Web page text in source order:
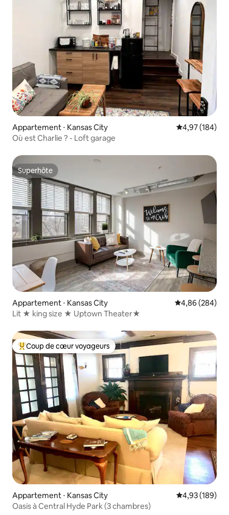
Appartement ⋅ Kansas City Évaluation
4,97 (184)
Où est Charlie ? - Loft garage
Superhôte
Superhôte
Appartement ⋅ Kansas City Évaluation
4,86 (284)
Lit ★ king size ★ Uptown Theater★
Coups de cœur voyageurs les plus appréciés
Coup de cœur voyageurs
Appartement ⋅ Kansas City Évaluation
4,93 (189)
Oasis à Central Hyde Park (3 chambres)